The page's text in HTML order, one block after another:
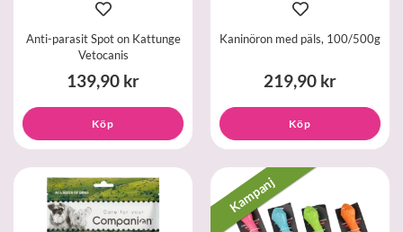
Anti-parasit Spot on Kattunge
Vetocanis
139,90 kr
Köp
Kaninöron med päls, 100/500g
219,90 kr
Köp
Kampanj